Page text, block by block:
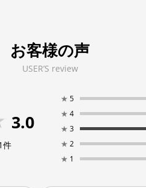
お客様の声
USER’S review
3.0
件
★ 5
★ 4
★ 3
★ 2
★ 1